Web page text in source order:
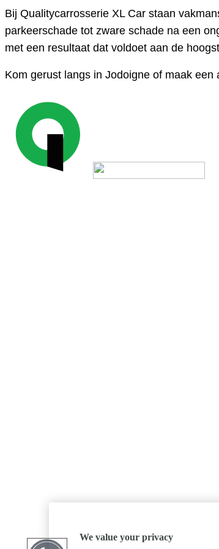
Bij Qualitycarrosserie XL Car staan
parkeerschade tot zware schade na een
met een resultaat dat voldoet aan de
Kom gerust langs in Jodoigne of maak
We value your privacy